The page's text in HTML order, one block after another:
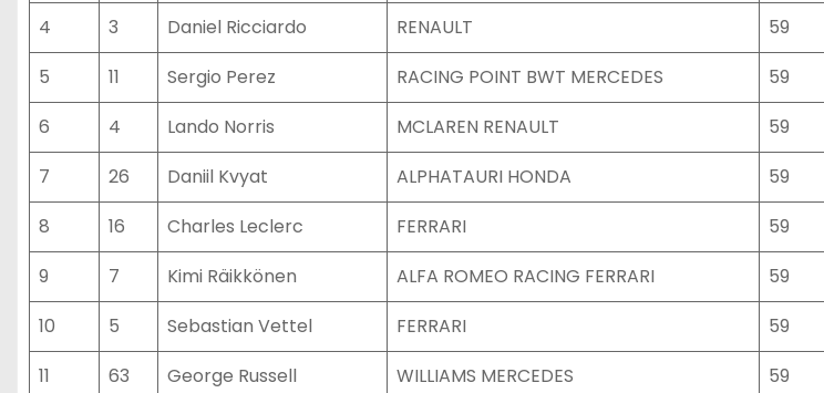
4
3 Daniel Ricciardo RENAULT 59
5
11 Sergio Perez RACING POINT BWT MERCEDES 59
6
4 Lando Norris MCLAREN RENAULT 59
7
26 Daniil Kvyat ALPHATAURI HONDA 59
8
16 Charles Leclerc FERRARI 59
9
7 Kimi Räikkönen ALFA ROMEO RACING FERRARI 59
10
5 Sebastian Vettel FERRARI 59
11
63 George Russell WILLIAMS MERCEDES 59